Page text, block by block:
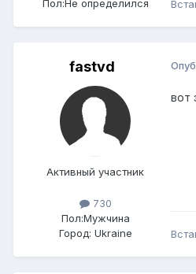
Пол:Не определился
fastvd
Активный участник
730
Пол:Мужчина
Город: Ukraine
вот